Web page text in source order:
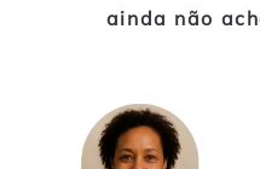
ainda não